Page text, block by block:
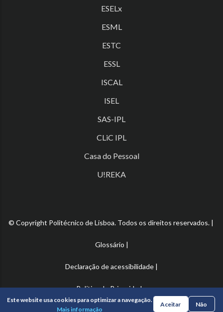
ESELx
ESML
ESTC
ESSL
ISCAL
ISEL
SAS-IPL
CLiC IPL
Casa do Pessoal
U!REKA
© Copyright Politécnico de Lisboa. Todos os direitos reservados. |
Glossário |
Declaração de acessibilidade |
Política de Privacidade
Este website usa cookies para optimizar a navegação.
Mais informação
Aceitar Não